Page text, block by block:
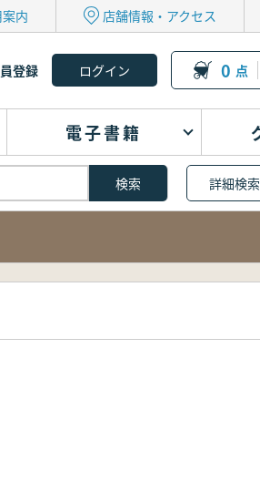
内 店舗情報・アクセス
登録 0 点
電子書籍
詳細検索